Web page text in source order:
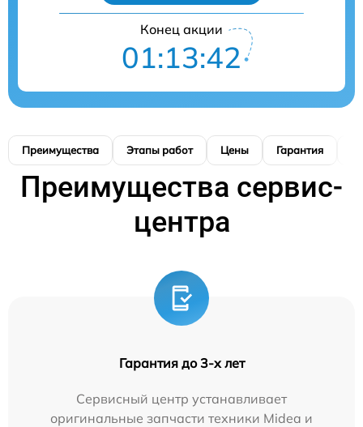
Конец акции
01:13:42
Преимущества Этапы работ Цены Гарантия
Преимущества сервис-
центра
Гарантия до 3-х лет
Сервисный центр устанавливает
оригинальные запчасти техники Midea и